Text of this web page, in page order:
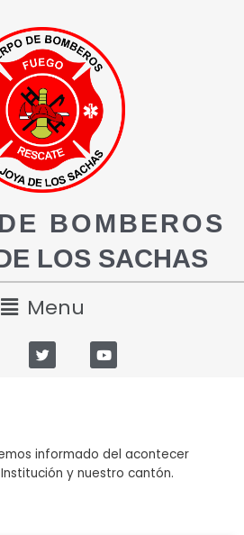
BOMBEROS
LOS SACHAS
Menu
informado del acontecer
y nuestro cantón.